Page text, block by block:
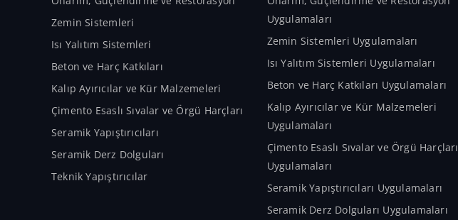
Zemin Sistemleri
Isı Yalıtım Sistemleri
Beton ve Harç Katkıları
Kalıp Ayırıcılar ve Kür Malzemeleri
Çimento Esaslı Sıvalar ve Örgü Harçları
Seramik Yapıştırıcıları
Seramik Derz Dolguları
Teknik Yapıştırıcılar
Uygulamaları
Zemin Sistemleri Uygulamaları
Isı Yalıtım Sistemleri Uygulamaları
Beton ve Harç Katkıları Uygulamaları
Kalıp Ayırıcılar ve Kür Malzemeleri
Uygulamaları
Çimento Esaslı Sıvalar ve Örgü Harçları
Uygulamaları
Seramik Yapıştırıcıları Uygulamaları
Seramik Derz Dolguları Uygulamaları